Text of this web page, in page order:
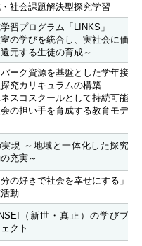
社会課題解決型探究学習
習プログラム「LINKS」
の学びを統合し、実社会に価
元する生徒の育成～
ーク資源を基盤とした学年接
究カリキュラムの構築
スコスクールとして持続可能
の担い手を育成する教育モデ
現 ～地域と一体化した探究
充実～
分の好きで社会を幸せにする」
動
（新世・真正）の学びプ
クト